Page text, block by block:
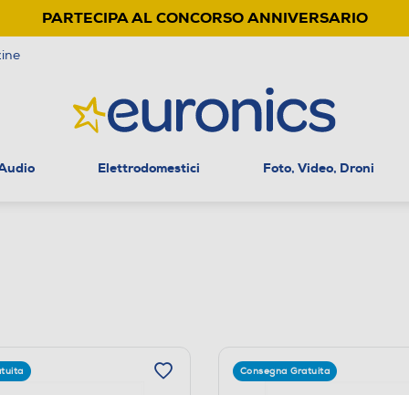
PARTECIPA AL CONCORSO ANNIVERSARIO
Elettrodomestici Foto, Video, Droni
Consegna Gratuita